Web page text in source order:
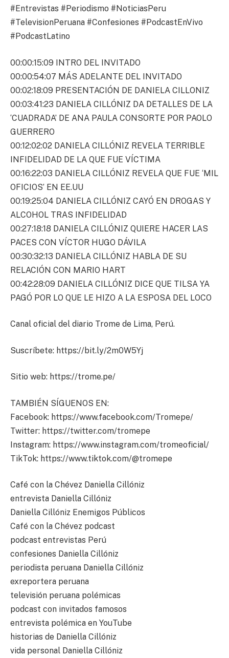
#Entrevistas #Periodismo #NoticiasPeru
#TelevisionPeruana #Confesiones #PodcastEnVivo
#PodcastLatino
00:00:15:09 INTRO DEL INVITADO
00:00:54:07 MÁS ADELANTE DEL INVITADO
00:02:18:09 PRESENTACIÓN DE DANIELA CILLONIZ
00:03:41:23 DANIELA CILLÓNIZ DA DETALLES DE LA
‘CUADRADA’ DE ANA PAULA CONSORTE POR PAOLO
GUERRERO
00:12:02:02 DANIELA CILLÓNIZ REVELA TERRIBLE
INFIDELIDAD DE LA QUE FUE VÍCTIMA
00:16:22:03 DANIELA CILLÓNIZ REVELA QUE FUE ‘MIL
OFICIOS’ EN EE.UU
00:19:25:04 DANIELA CILLÓNIZ CAYÓ EN DROGAS Y
ALCOHOL TRAS INFIDELIDAD
00:27:18:18 DANIELA CILLÓNIZ QUIERE HACER LAS
PACES CON VÍCTOR HUGO DÁVILA
00:30:32:13 DANIELA CILLÓNIZ HABLA DE SU
RELACIÓN CON MARIO HART
00:42:28:09 DANIELA CILLÓNIZ DICE QUE TILSA YA
PAGÓ POR LO QUE LE HIZO A LA ESPOSA DEL LOCO
Canal oficial del diario Trome de Lima, Perú.
Suscríbete: https://bit.ly/2m0W5Yj
Sitio web: https://trome.pe/
TAMBIÉN SÍGUENOS EN:
Facebook: https://www.facebook.com/Tromepe/
Twitter: https://twitter.com/tromepe
Instagram: https://www.instagram.com/tromeoficial/
TikTok: https://www.tiktok.com/@tromepe
Café con la Chévez Daniella Cillóniz
entrevista Daniella Cillóniz
Daniella Cillóniz Enemigos Públicos
Café con la Chévez podcast
podcast entrevistas Perú
confesiones Daniella Cillóniz
periodista peruana Daniella Cillóniz
exreportera peruana
televisión peruana polémicas
podcast con invitados famosos
entrevista polémica en YouTube
historias de Daniella Cillóniz
vida personal Daniella Cillóniz